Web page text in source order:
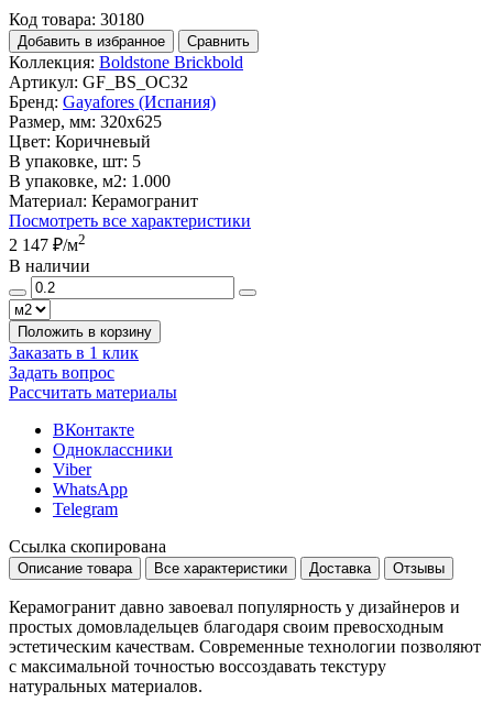
Код товара: 30180
Добавить в избранное Сравнить
Коллекция: Boldstone Brickbold
Артикул: GF_BS_OC32
Бренд: Gayafores (Испания)
Размер, мм: 320x625
Цвет: Коричневый
В упаковке, шт: 5
В упаковке, м2: 1.000
Материал: Керамогранит
Посмотреть все характеристики
2 147 ₽/м2
В наличии
Положить в корзину
Заказать в 1 клик
Задать вопрос
Рассчитать материалы
ВКонтакте
Одноклассники
Viber
WhatsApp
Telegram
Ссылка скопирована
Описание товара Все характеристики Доставка Отзывы
Керамогранит давно завоевал популярность у дизайнеров и
простых домовладельцев благодаря своим превосходным
эстетическим качествам. Современные технологии позволяют
с максимальной точностью воссоздавать текстуру
натуральных материалов.